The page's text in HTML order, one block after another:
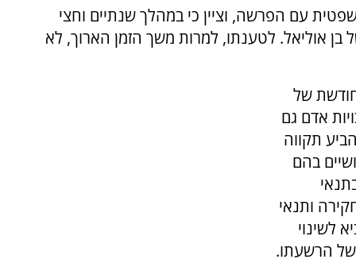
עם הפרשה, וציין כי במהלך שנתיים וחצי
אוליאל. לטענתו, למרות משך הזמן הארוך, לא
של
אדם גם
תקווה
בהם
ותנאי
לשינוי
של הרשעתו.